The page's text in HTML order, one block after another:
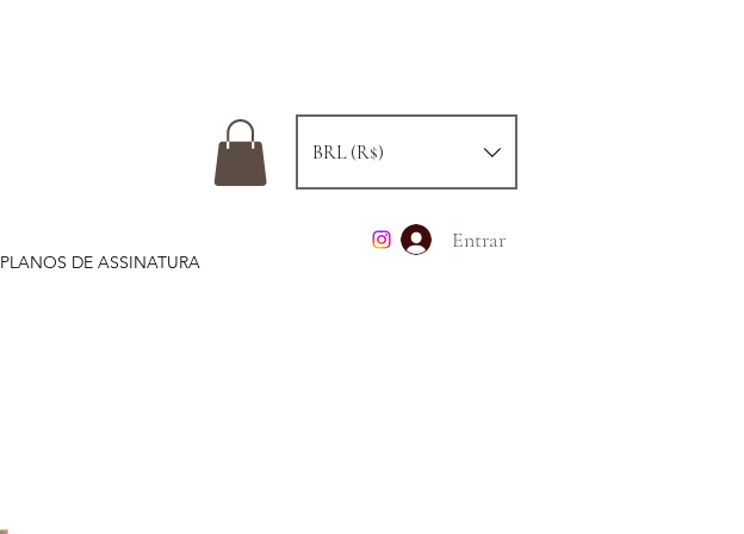
Entrar
PLANOS DE ASSINATURA
BRL (R$)